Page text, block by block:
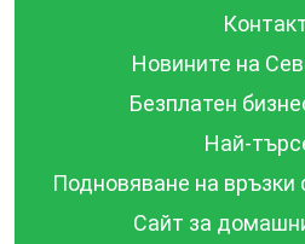
Новините на
Безплатен
Най-
Подновяване на връзки
Сайт за